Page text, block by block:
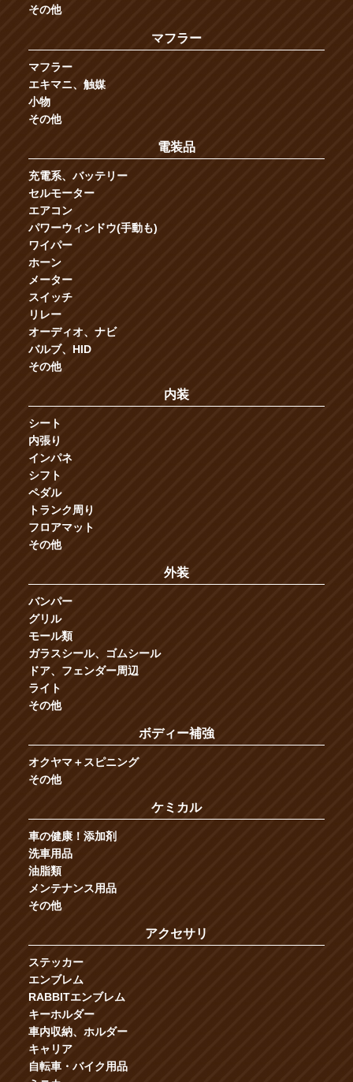
その他
マフラー
マフラー
エキマニ、触媒
小物
その他
電装品
充電系、バッテリー
セルモーター
エアコン
パワーウィンドウ(手動も)
ワイパー
ホーン
メーター
スイッチ
リレー
オーディオ、ナビ
バルブ、HID
その他
内装
シート
内張り
インパネ
シフト
ペダル
トランク周り
フロアマット
その他
外装
バンパー
グリル
モール類
ガラスシール、ゴムシール
ドア、フェンダー周辺
ライト
その他
ボディー補強
オクヤマ＋スピニング
その他
ケミカル
車の健康！添加剤
洗車用品
油脂類
メンテナンス用品
その他
アクセサリ
ステッカー
エンブレム
RABBITエンブレム
キーホルダー
車内収納、ホルダー
キャリア
自転車・バイク用品